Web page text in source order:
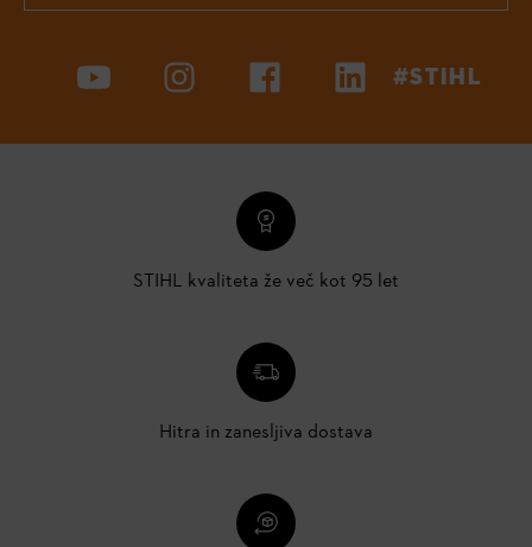
#STIHL
STIHL kvaliteta že več kot 95 let
Hitra in zanesljiva dostava